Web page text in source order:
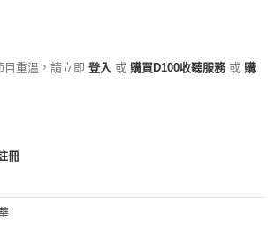
目重溫，請立即 登入 或 購買D100收聽服務 或 購
冊